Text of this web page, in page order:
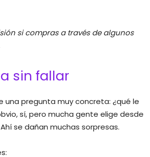
si compras a través de algunos
sin fallar
una pregunta muy concreta: ¿qué le
sí, pero mucha gente elige desde
se dañan muchas sorpresas.